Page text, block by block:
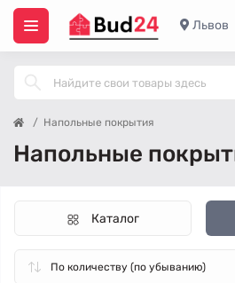
Львов
Напольные покрытия
Напольные
Каталог